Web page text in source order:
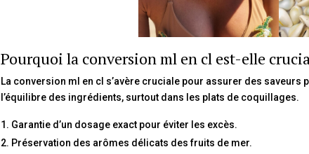
Pourquoi la conversion ml en cl est-elle
La conversion ml en cl s’avère cruciale pour assurer des
l’équilibre des ingrédients, surtout dans les plats de coquillages.
Garantie d’un dosage exact pour éviter les excès.
Préservation des arômes délicats des fruits de mer.